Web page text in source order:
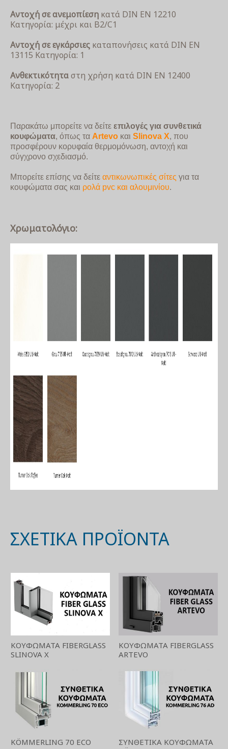
Αντοχή σε ανεμοπίεση κατά DIN EN 12210
Κατηγορία: μέχρι και Β2/C1
Αντοχή σε εγκάρσιες καταπονήσεις κατά DIN EN
13115 Κατηγορία: 1
Ανθεκτικότηταστη χρήση κατά DIN EN 12400
Κατηγορία: 2
Παρακάτω μπορείτε να δείτε επιλογές για συνθετικά
κουφώματα, όπως τα Artevo και Slinova X, που
προσφέρουν κορυφαία θερμομόνωση, αντοχή και
σύγχρονο σχεδιασμό.
Μπορείτε επίσης να δείτε αντικωνωπικές σίτες για τα
κουφώματα σας και ρολά pvc και αλουμινίου.
Χρωματολόγιο:
ΣΧΕΤΙΚΆ ΠΡΟΪΌΝΤΑ
ΚΟΥΦΩΜΑΤΑ FIBERGLASS
SLINOVA X
ΚΟΥΦΩΜΑΤΑ FIBERGLASS
ARTEVO
KÖMMERLING 70 ECO
ΣΥΝΘΕΤΙΚΑ ΚΟΥΦΩΜΑΤΑ